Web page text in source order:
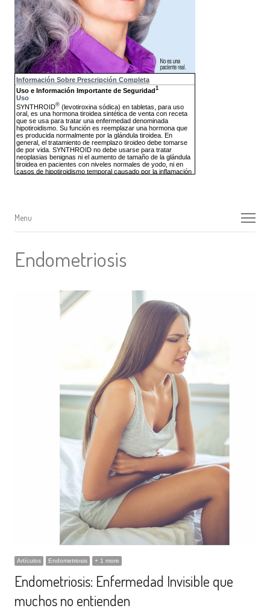
Menu
Menu
Endometriosis
Artículos Endometriosis + 1 more
Endometriosis: Enfermedad Invisible que
muchos no entienden